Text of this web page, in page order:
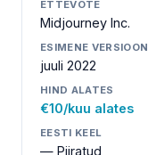
ETTEVÕTE
Midjourney Inc.
ESIMENE VERSIOON
juuli 2022
HIND ALATES
€10/kuu alates
EESTI KEEL
— Piiratud